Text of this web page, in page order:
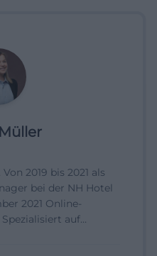
2019 bis 2021 als
bei der NH Hotel
2021 Online-
auf